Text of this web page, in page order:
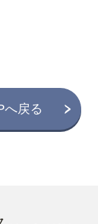
へ戻る